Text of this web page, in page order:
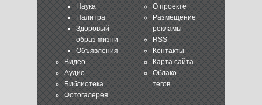
Наука
Палитра
Здоровый
образ жизни
Объявления
Видео
Аудио
Библиотека
Фотогалерея
О проекте
Размещение
рекламы
RSS
Контакты
Карта сайта
Облако
тегов